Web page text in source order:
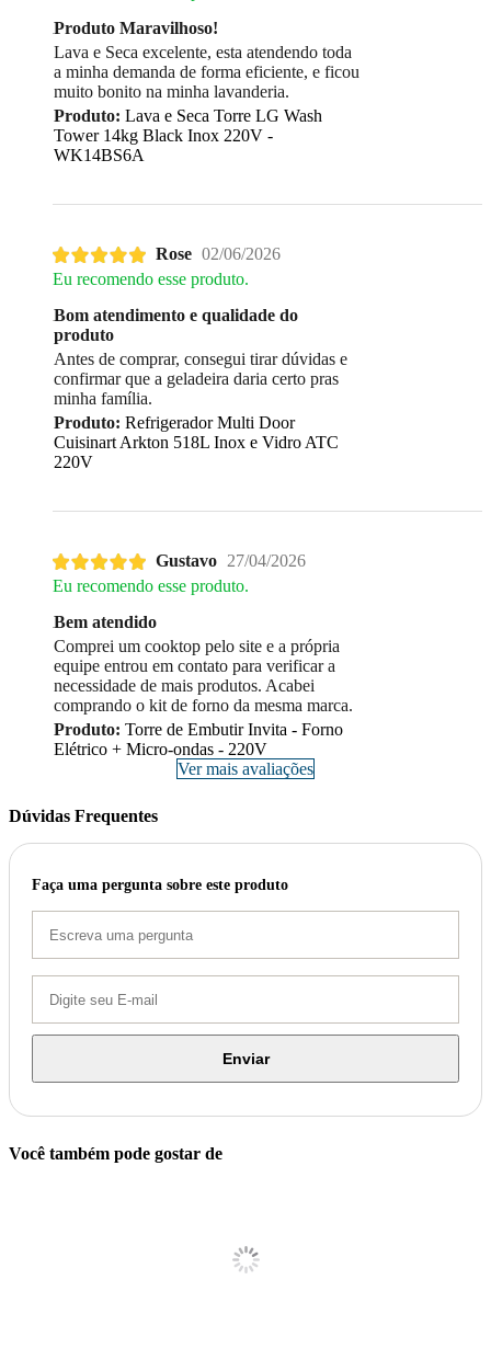
Produto Maravilhoso!
Lava e Seca excelente, esta atendendo toda
a minha demanda de forma eficiente, e ficou
muito bonito na minha lavanderia.
Produto: Lava e Seca Torre LG Wash
Tower 14kg Black Inox 220V -
WK14BS6A
Rose 02/06/2026
Eu recomendo esse produto.
Bom atendimento e qualidade do
produto
Antes de comprar, consegui tirar dúvidas e
confirmar que a geladeira daria certo pras
minha família.
Produto: Refrigerador Multi Door
Cuisinart Arkton 518L Inox e Vidro ATC
220V
Gustavo 27/04/2026
Eu recomendo esse produto.
Bem atendido
Comprei um cooktop pelo site e a própria
equipe entrou em contato para verificar a
necessidade de mais produtos. Acabei
comprando o kit de forno da mesma marca.
Produto: Torre de Embutir Invita - Forno
Elétrico + Micro-ondas - 220V
Ver mais avaliações
Dúvidas Frequentes
Faça uma pergunta sobre este produto
Enviar
Você também pode gostar de